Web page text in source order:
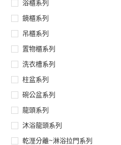
浴櫃系列
鏡櫃系列
吊櫃系列
置物櫃系列
洗衣槽系列
柱盆系列
碗公盆系列
龍頭系列
沐浴龍頭系列
乾溼分離~淋浴拉門系列